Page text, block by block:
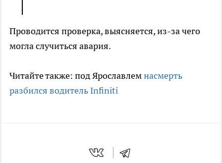
Проводится проверка, выясняется, из-за чего
могла случиться авария.
Читайте также: под Ярославлемнасмерть
разбился водитель Infiniti